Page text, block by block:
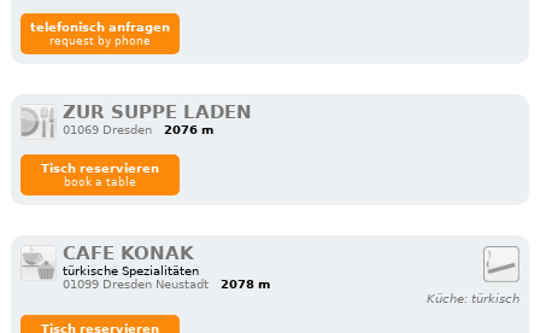
telefonisch anfragen
request by phone
ZUR SUPPE LADEN
01069 Dresden 2076 m
Tisch reservieren
book a table
CAFE KONAK
türkische Spezialitäten
01099 Dresden Neustadt
2078 m
Küche: türkisch
Tisch reservieren